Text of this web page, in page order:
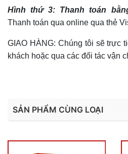
Hình thứ 3: Thanh toán
Thanh toán qua online qua thẻ
GIAO HÀNG: Chúng tôi sẽ trực
khách hoặc qua các đối tác vận
SẢN PHẨM CÙNG LOẠI